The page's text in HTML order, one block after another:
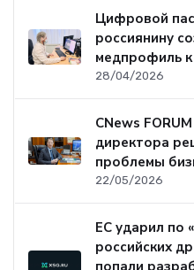
Цифровой
россиянину
медпрофиль к
28/04/2026
CNews
директора
проблемы
22/05/2026
ЕС ударил по
российских